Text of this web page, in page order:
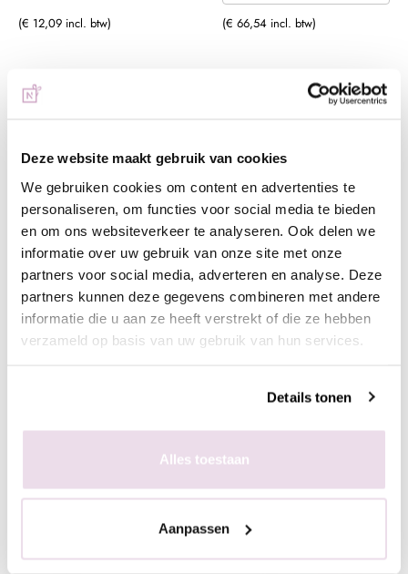
Deze website maakt gebruik van cookies
We gebruiken cookies om content en advertenties te
personaliseren, om functies voor social media te bieden
en om ons websiteverkeer te analyseren. Ook delen we
informatie over uw gebruik van onze site met onze
partners voor social media, adverteren en analyse. Deze
partners kunnen deze gegevens combineren met andere
informatie die u aan ze heeft verstrekt of die ze hebben
verzameld op basis van uw gebruik van hun services.
Details tonen
Alles toestaan
Aanpassen
(€ 12,09 incl. btw) (€ 66,54 incl. btw)
Urban Nails Cateye
Gelpolish Collectie |
Catastic Bunny
€ 39,99
Urban Nails Cateye
Gelpolish Collectie |
Catastic III
€ 59,99